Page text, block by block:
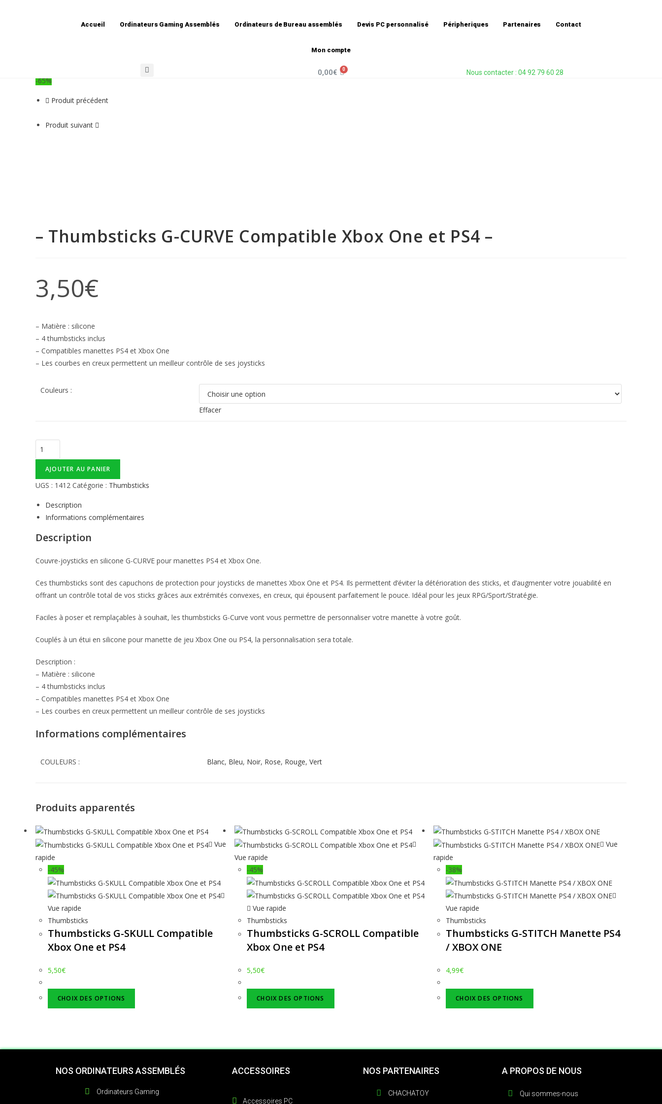
Accueil Ordinateurs Gaming Assemblés Ordinateurs de Bureau assemblés Devis PC personnalisé Péripheriques Partenaires Contact
Mon compte
0,00€ Nous contacter : 04 92 79 60 28
– Thumbsticks G-CURVE Compatible Xbox One et PS4 – Accueil» Boutique»– Thumbsticks G-CURVE Compatible Xbox One et PS4 –
-65%
Produit précédent
Produit suivant
– Thumbsticks G-CURVE Compatible Xbox One et PS4 –
3,50€
– Matière : silicone
– 4 thumbsticks inclus
– Compatibles manettes PS4 et Xbox One
– Les courbes en creux permettent un meilleur contrôle de ses joysticks
Couleurs :
Effacer
AJOUTER AU PANIER
UGS : 1412 Catégorie : Thumbsticks
Description
Informations complémentaires
Description
Couvre-joysticks en silicone G-CURVE pour manettes PS4 et Xbox One.
Ces thumbsticks sont des capuchons de protection pour joysticks de manettes Xbox One et PS4. Ils permettent d’éviter la détérioration des sticks, et d’augmenter votre jouabilité en
offrant un contrôle total de vos sticks grâces aux extrémités convexes, en creux, qui épousent parfaitement le pouce. Idéal pour les jeux RPG/Sport/Stratégie.
Faciles à poser et remplaçables à souhait, les thumbsticks G-Curve vont vous permettre de personnaliser votre manette à votre goût.
Couplés à un étui en silicone pour manette de jeu Xbox One ou PS4, la personnalisation sera totale.
Description :
– Matière : silicone
– 4 thumbsticks inclus
– Compatibles manettes PS4 et Xbox One
– Les courbes en creux permettent un meilleur contrôle de ses joysticks
Informations complémentaires
COULEURS : Blanc, Bleu, Noir, Rose, Rouge, Vert
Produits apparentés
Vue
rapide
-45%
Vue rapide
Thumbsticks
Thumbsticks G-SKULL Compatible
Xbox One et PS4
5,50€
CHOIX DES OPTIONS
Vue rapide
-45%
Vue rapide
Thumbsticks
Thumbsticks G-SCROLL Compatible
Xbox One et PS4
5,50€
CHOIX DES OPTIONS
Vue
rapide
-38%
Vue rapide
Thumbsticks
Thumbsticks G-STITCH Manette PS4
/ XBOX ONE
4,99€
CHOIX DES OPTIONS
NOS ORDINATEURS ASSEMBLÉS
Ordinateurs Gaming
ACCESSOIRES
Accessoires PC
NOS PARTENAIRES
CHACHATOY
A PROPOS DE NOUS
Qui sommes-nous